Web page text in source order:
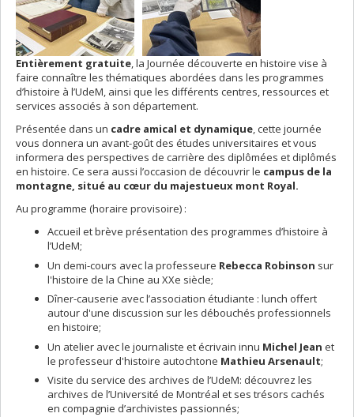
Entièrement gratuite, la Journée découverte en histoire vise à
faire connaître les thématiques abordées dans les programmes
d’histoire à l’UdeM, ainsi que les différents centres, ressources et
services associés à son département.
Présentée dans un cadre amical et dynamique, cette journée
vous donnera un avant-goût des études universitaires et vous
informera des perspectives de carrière des diplômées et diplômés
en histoire. Ce sera aussi l’occasion de découvrir le campus de la
montagne, situé au cœur du majestueux mont Royal.
Au programme (horaire provisoire) :
Accueil et brève présentation des programmes d’histoire à
l’UdeM;
Un demi-cours avec la professeure Rebecca Robinson sur
l'histoire de la Chine au XXe siècle;
Dîner-causerie avec l’association étudiante : lunch offert
autour d'une discussion sur les débouchés professionnels
en histoire;
Un atelier avec le journaliste et écrivain innu Michel Jean et
le professeur d'histoire autochtone Mathieu Arsenault;
Visite du service des archives de l’UdeM: découvrez les
archives de l’Université de Montréal et ses trésors cachés
en compagnie d’archivistes passionnés;